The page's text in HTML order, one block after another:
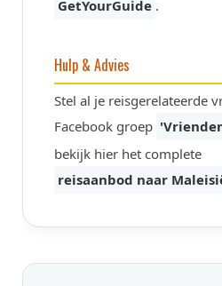
GetYourGuide .
Hulp & Advies
Stel al je reisgerelateerde
Facebook groep
bekijk hier het complete
reisaanbod naar